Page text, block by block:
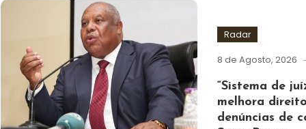
Radar
8 de Agosto, 2026
“Sistema de
melhora
denúncias de